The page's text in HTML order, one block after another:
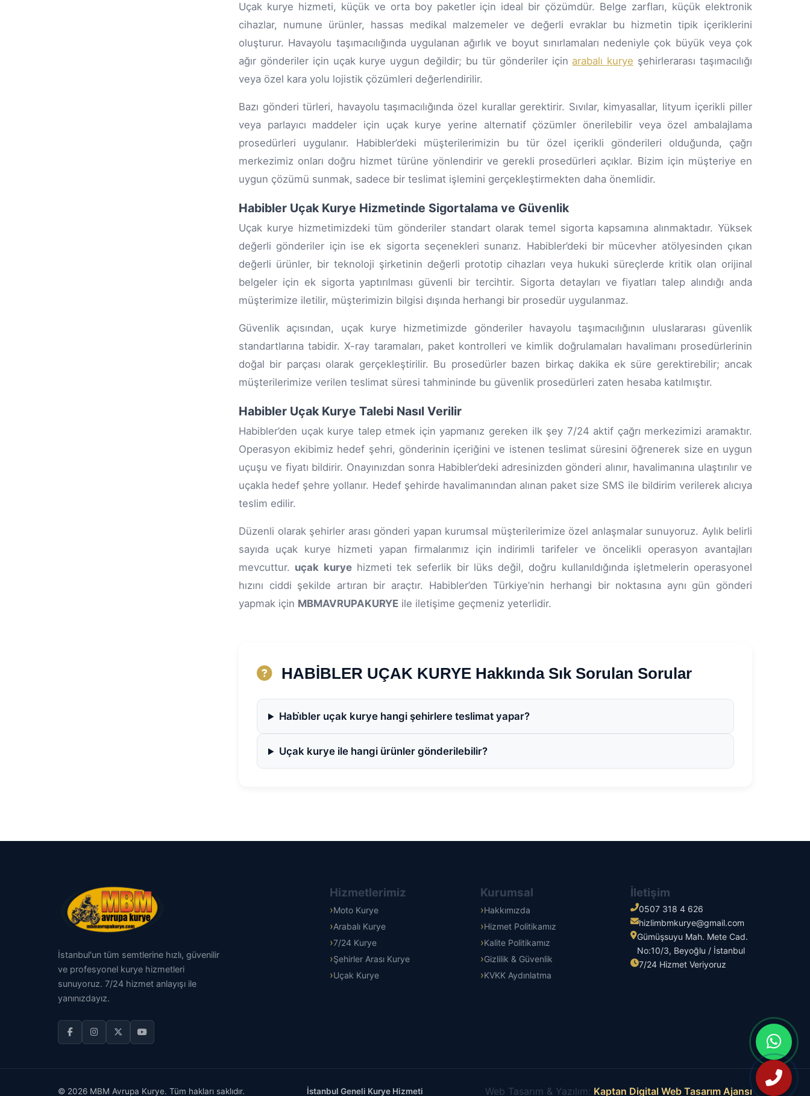
Uçak kurye hizmeti, küçük ve orta boy paketler için ideal bir çözümdür. Belge zarfları, küçük elektronik
cihazlar, numune ürünler, hassas medikal malzemeler ve değerli evraklar bu hizmetin tipik içeriklerini
oluşturur. Havayolu taşımacılığında uygulanan ağırlık ve boyut sınırlamaları nedeniyle çok büyük veya çok
ağır gönderiler için uçak kurye uygun değildir; bu tür gönderiler için arabalı kurye şehirlerarası taşımacılığı
veya özel kara yolu lojistik çözümleri değerlendirilir.
Bazı gönderi türleri, havayolu taşımacılığında özel kurallar gerektirir. Sıvılar, kimyasallar, lityum içerikli piller
veya parlayıcı maddeler için uçak kurye yerine alternatif çözümler önerilebilir veya özel ambalajlama
prosedürleri uygulanır. Habibler’deki müşterilerimizin bu tür özel içerikli gönderileri olduğunda, çağrı
merkezimiz onları doğru hizmet türüne yönlendirir ve gerekli prosedürleri açıklar. Bizim için müşteriye en
uygun çözümü sunmak, sadece bir teslimat işlemini gerçekleştirmekten daha önemlidir.
Habibler Uçak Kurye Hizmetinde Sigortalama ve Güvenlik
Uçak kurye hizmetimizdeki tüm gönderiler standart olarak temel sigorta kapsamına alınmaktadır. Yüksek
değerli gönderiler için ise ek sigorta seçenekleri sunarız. Habibler’deki bir mücevher atölyesinden çıkan
değerli ürünler, bir teknoloji şirketinin değerli prototip cihazları veya hukuki süreçlerde kritik olan orijinal
belgeler için ek sigorta yaptırılması güvenli bir tercihtir. Sigorta detayları ve fiyatları talep alındığı anda
müşterimize iletilir, müşterimizin bilgisi dışında herhangi bir prosedür uygulanmaz.
Güvenlik açısından, uçak kurye hizmetimizde gönderiler havayolu taşımacılığının uluslararası güvenlik
standartlarına tabidir. X-ray taramaları, paket kontrolleri ve kimlik doğrulamaları havalimanı prosedürlerinin
doğal bir parçası olarak gerçekleştirilir. Bu prosedürler bazen birkaç dakika ek süre gerektirebilir; ancak
müşterilerimize verilen teslimat süresi tahmininde bu güvenlik prosedürleri zaten hesaba katılmıştır.
Habibler Uçak Kurye Talebi Nasıl Verilir
Habibler’den uçak kurye talep etmek için yapmanız gereken ilk şey 7/24 aktif çağrı merkezimizi aramaktır.
Operasyon ekibimiz hedef şehri, gönderinin içeriğini ve istenen teslimat süresini öğrenerek size en uygun
uçuşu ve fiyatı bildirir. Onayınızdan sonra Habibler’deki adresinizden gönderi alınır, havalimanına ulaştırılır ve
uçakla hedef şehre yollanır. Hedef şehirde havalimanından alınan paket size SMS ile bildirim verilerek alıcıya
teslim edilir.
Düzenli olarak şehirler arası gönderi yapan kurumsal müşterilerimize özel anlaşmalar sunuyoruz. Aylık belirli
sayıda uçak kurye hizmeti yapan firmalarımız için indirimli tarifeler ve öncelikli operasyon avantajları
mevcuttur. uçak kuryehizmeti tek seferlik bir lüks değil, doğru kullanıldığında işletmelerin operasyonel
hızını ciddi şekilde artıran bir araçtır. Habibler’den Türkiye’nin herhangi bir noktasına aynı gün gönderi
yapmak için MBMAVRUPAKURYE ile iletişime geçmeniz yeterlidir.
HABİBLER UÇAK KURYE Hakkında Sık Sorulan Sorular
Habi̇bler uçak kurye hangi şehirlere teslimat yapar?
Uçak kurye ile hangi ürünler gönderilebilir?
İstanbul'un tüm semtlerine hızlı, güvenilir
ve profesyonel kurye hizmetleri
sunuyoruz. 7/24 hizmet anlayışı ile
yanınızdayız.
Hizmetlerimiz
Moto Kurye
Arabalı Kurye
7/24 Kurye
Şehirler Arası Kurye
Uçak Kurye
Kurumsal
Hakkımızda
Hizmet Politikamız
Kalite Politikamız
Gizlilik & Güvenlik
KVKK Aydınlatma
İletişim
0507 318 4 626
hizlimbmkurye@gmail.com
Gümüşsuyu Mah. Mete Cad.
No:10/3, Beyoğlu / İstanbul
7/24 Hizmet Veriyoruz
© 2026 MBM Avrupa Kurye. Tüm hakları saklıdır. İstanbul Geneli Kurye Hizmeti Web Tasarım & Yazılım: Kaptan Digital Web Tasarım Ajansı